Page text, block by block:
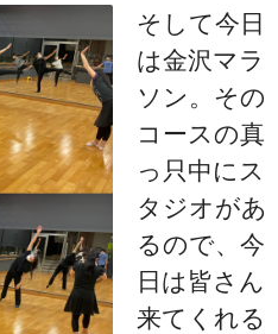
そして今日
は金沢マラ
ソン。その
コースの真
っ只中にス
タジオがあ
るので、今
日は皆さん
来てくれる